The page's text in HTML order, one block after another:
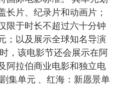
长片、纪录片和动画片；
限于时长不超过六十分钟
；以及展示全球知名导演
，该电影节还会展示在阿
阿拉伯商业电影和独立电
集单元 、红海：新愿景单